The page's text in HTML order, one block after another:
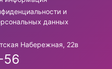
и
данных
Набережная, 22в
56